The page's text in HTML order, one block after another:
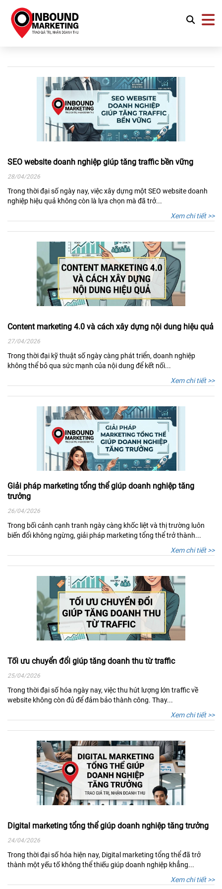
SEO website doanh nghiệp giúp tăng traffic bền vững
28/04/2026
Trong thời đại số ngày nay, việc xây dựng một SEO website doanh
nghiệp hiệu quả không còn là lựa chọn mà đã trở...
Xem chi tiết >>
Content marketing 4.0 và cách xây dựng nội dung hiệu quả
27/04/2026
Trong thời đại kỹ thuật số ngày càng phát triển, doanh nghiệp
không thể bỏ qua sức mạnh của nội dung để kết nối...
Xem chi tiết >>
Giải pháp marketing tổng thể giúp doanh nghiệp tăng
trưởng
26/04/2026
Trong bối cảnh cạnh tranh ngày càng khốc liệt và thị trường luôn
biến đổi không ngừng, giải pháp marketing tổng thể trở thành...
Xem chi tiết >>
Tối ưu chuyển đổi giúp tăng doanh thu từ traffic
25/04/2026
Trong thời đại số hóa ngày nay, việc thu hút lượng lớn traffic về
website không còn đủ để đảm bảo thành công. Thay...
Xem chi tiết >>
Digital marketing tổng thể giúp doanh nghiệp tăng trưởng
24/04/2026
Trong thời đại số hóa hiện nay, Digital marketing tổng thể đã trở
thành một yếu tố không thể thiếu giúp doanh nghiệp khẳng...
Xem chi tiết >>